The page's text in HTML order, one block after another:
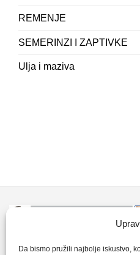
Da bismo pružili najbolje iskustvo,
REMENJE
SEMERINZI I ZAPTIVKE
Ulja i maziva
CLK-Interpromet d.o.o.